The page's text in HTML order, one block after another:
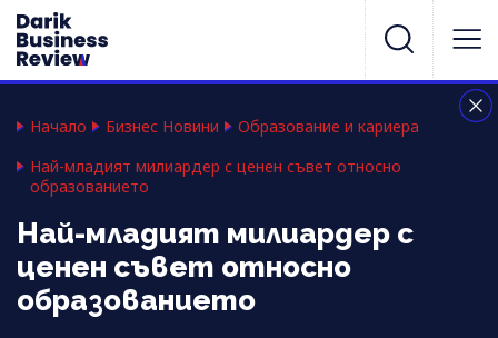
Начало Бизнес Новини
Образование и кариера
Най-младият милиардер с ценен съвет относно
образованието
Най-младият милиардер с
ценен съвет относно
образованието